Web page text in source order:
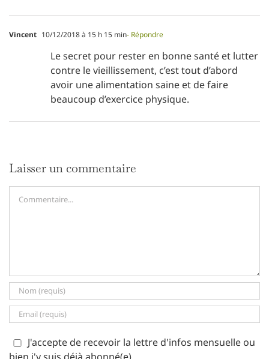
Vincent 10/12/2018 à 15 h 15 min- Répondre
Le secret pour rester en bonne santé et lutter
contre le vieillissement, c’est tout d’abord
avoir une alimentation saine et de faire
beaucoup d’exercice physique.
Laisser un commentaire
J'accepte de recevoir la lettre d'infos mensuelle ou